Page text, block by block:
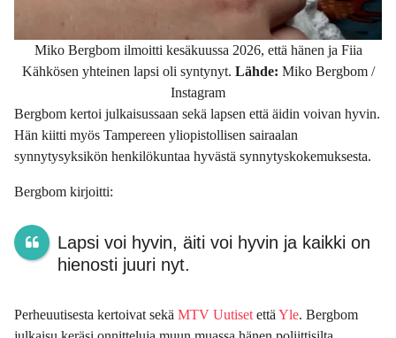
Miko Bergbom ilmoitti kesäkuussa 2026, että hänen ja Fiia
Kähkösen yhteinen lapsi oli syntynyt. Lähde: Miko Bergbom /
Instagram
Bergbom kertoi julkaisussaan sekä lapsen että äidin voivan hyvin.
Hän kiitti myös Tampereen yliopistollisen sairaalan
synnytysyksikön henkilökuntaa hyvästä synnytyskokemuksesta.
Bergbom kirjoitti:
Lapsi voi hyvin, äiti voi hyvin ja kaikki on
hienosti juuri nyt.
Perheuutisesta kertoivat sekä MTV Uutiset että Yle. Bergbom